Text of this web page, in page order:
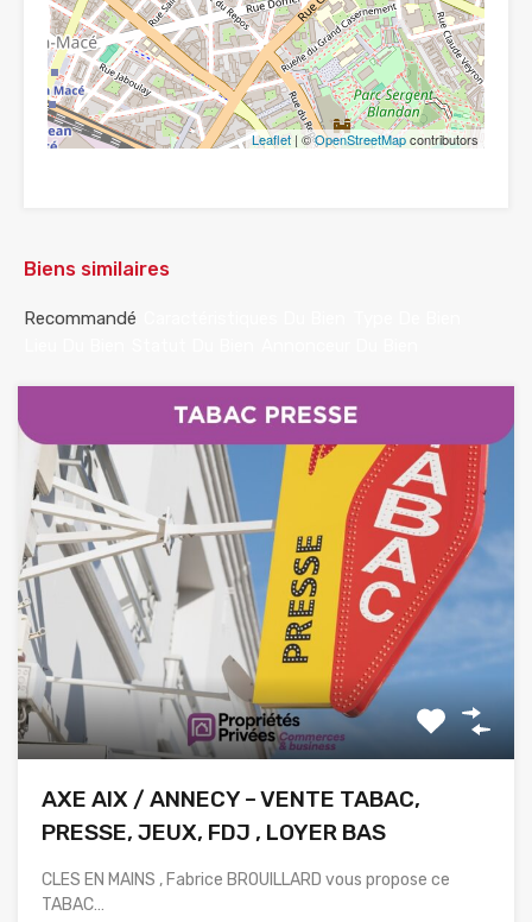
Leaflet | ©OpenStreetMapcontributors
Biens similaires
Recommandé
AXE AIX / ANNECY – VENTE TABAC,
PRESSE, JEUX, FDJ , LOYER BAS
CLES EN MAINS , Fabrice BROUILLARD vous propose ce
TABAC…